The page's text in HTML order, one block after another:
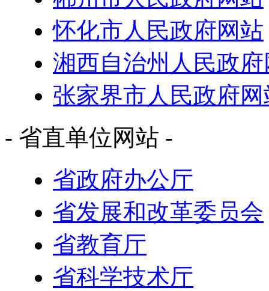
怀化市人民政府网站
湘西自治州人民政
张家界市人民政府网
- 省直单位网站 -
省政府办公厅
省发展和改革委员会
省教育厅
省科学技术厅